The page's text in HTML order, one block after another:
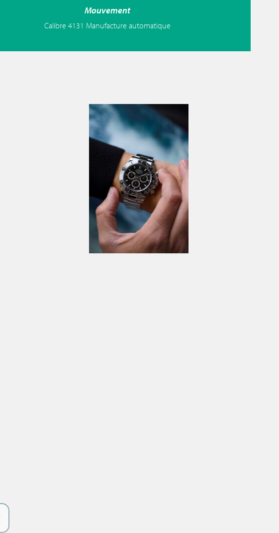
Mouvement
Calibre 4131 Manufacture automatique